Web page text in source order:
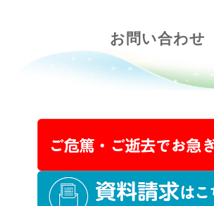
お問い合わせ